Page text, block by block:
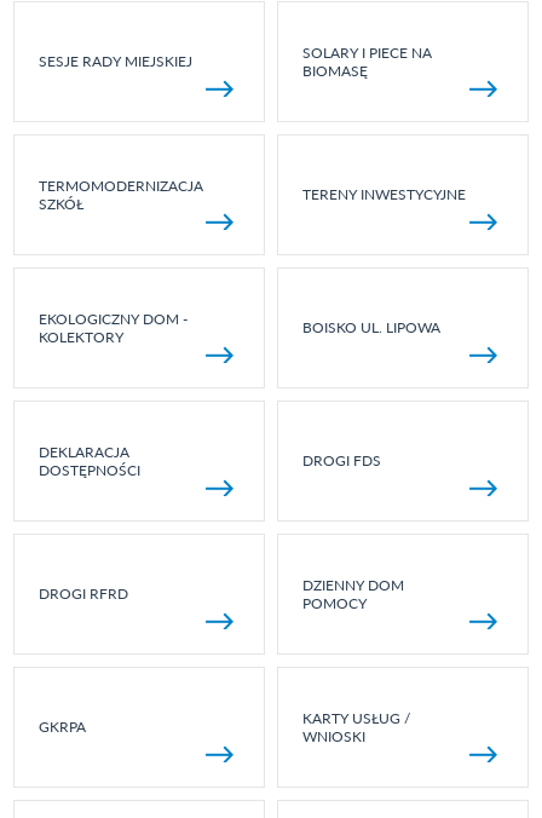
SESJE RADY MIEJSKIEJ
SOLARY I PIECE NA
BIOMASĘ
TERMOMODERNIZACJA
SZKÓŁ
TERENY INWESTYCYJNE
EKOLOGICZNY DOM -
KOLEKTORY
BOISKO UL. LIPOWA
DEKLARACJA
DOSTĘPNOŚCI
DROGI FDS
DROGI RFRD
DZIENNY DOM
POMOCY
GKRPA
KARTY USŁUG /
WNIOSKI